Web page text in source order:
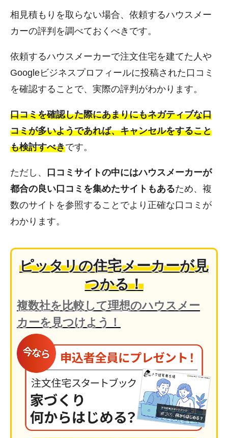
相見積もりを取らない場合、依頼するハウスメー
カーの評判を調べておくべきです。
依頼するハウスメーカーで注文住宅を建てた人や
Googleビジネスプロフィールに投稿された口コミ
を確認することで、実際の評判がわかります。
口コミを確認した際にあまりにもネガティブな口
コミが多いようであれば、キャンセルをすること
も検討すべきです。
ただし、
口コミサイトの中にはハウスメーカーが
都合の良い口コミを集めたサイトもあるため、複
数のサイトを参照することでより正確な口コミが
わかります。
ピッタリの住宅メーカーが見
つかる！
複数社を比較して理想のハウスメー
カーを見つけよう！